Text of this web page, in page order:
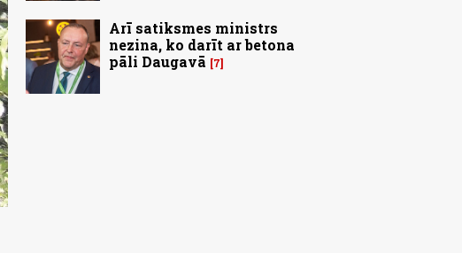
Arī satiksmes ministrs
nezina, ko darīt ar betona
pāli Daugavā
7